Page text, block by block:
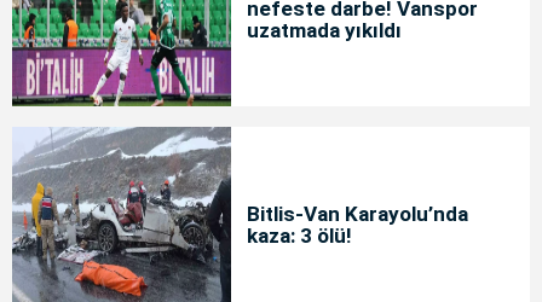
nefeste darbe! Vanspor
uzatmada yıkıldı
Bitlis-Van Karayolu’nda
kaza: 3 ölü!